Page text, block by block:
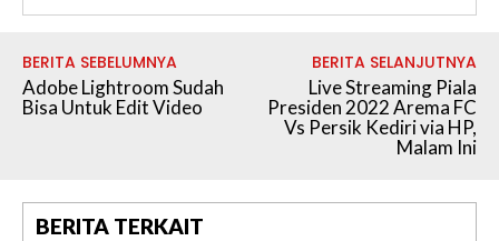
BERITA SEBELUMNYA
Adobe Lightroom Sudah
Bisa Untuk Edit Video
BERITA SELANJUTNYA
Live Streaming Piala
Presiden 2022 Arema FC
Vs Persik Kediri via HP,
Malam Ini
BERITA TERKAIT